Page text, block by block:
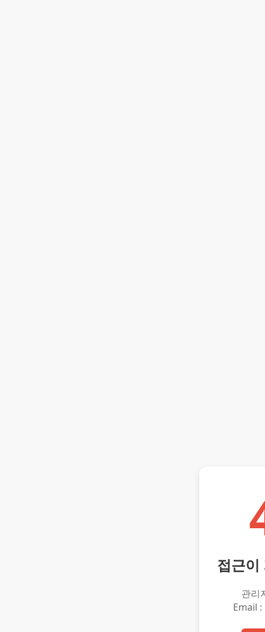
접근이
관리
Email